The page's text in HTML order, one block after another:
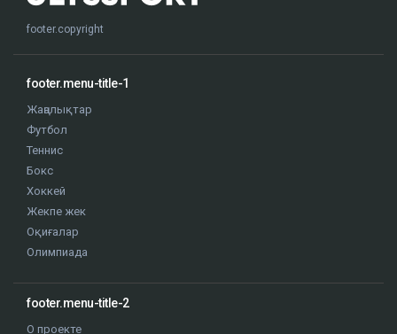
footer.copyright
footer.menu-title-1
Жаңалықтар
Футбол
Теннис
Бокс
Хоккей
Жекпе жек
Оқиғалар
Олимпиада
footer.menu-title-2
О проекте